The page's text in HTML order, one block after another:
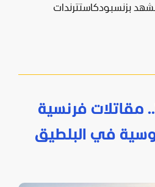
بزنسبودكاستترندات
مقاتلات فرنسية
في البلطيق